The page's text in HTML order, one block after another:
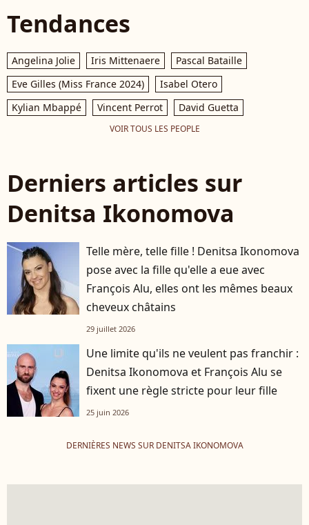
Tendances
Angelina Jolie Iris Mittenaere
Pascal Bataille
Eve Gilles (Miss France 2024)
Isabel Otero
Kylian Mbappé
Vincent Perrot David Guetta
VOIR TOUS LES PEOPLE
Derniers articles sur
Denitsa Ikonomova
Telle mère, telle fille ! Denitsa Ikonomova
pose avec la fille qu'elle a eue avec
François Alu, elles ont les mêmes beaux
cheveux châtains
29 juillet 2026
Une limite qu'ils ne veulent pas franchir :
Denitsa Ikonomova et François Alu se
fixent une règle stricte pour leur fille
25 juin 2026
DERNIÈRES NEWS SUR DENITSA IKONOMOVA